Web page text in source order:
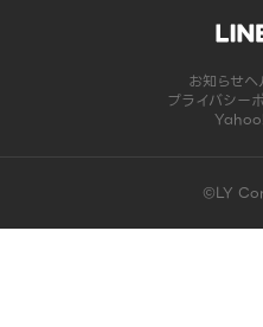
お知らせヘ
プライバシー
©LY
このコンテンツは掲載が終了